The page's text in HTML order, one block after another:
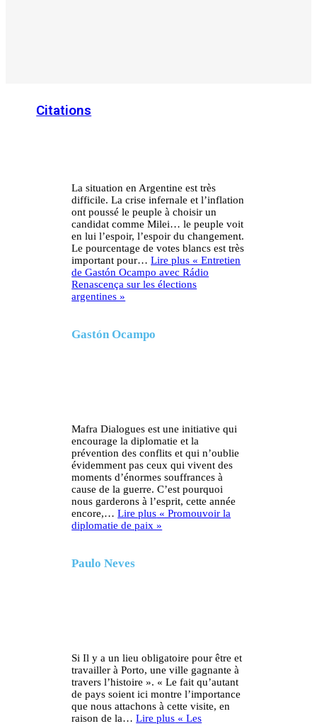
Citations
La situation en Argentine est très
difficile. La crise infernale et l’inflation
ont poussé le peuple à choisir un
candidat comme Milei… le peuple voit
en lui l’espoir, l’espoir du changement.
Le pourcentage de votes blancs est très
important pour…Lire plus « Entretien
de Gastón Ocampo avec Rádio
Renascença sur les élections
argentines »
Gastón Ocampo
Mafra Dialogues est une initiative qui
encourage la diplomatie et la
prévention des conflits et qui n’oublie
évidemment pas ceux qui vivent des
moments d’énormes souffrances à
cause de la guerre. C’est pourquoi
nous garderons à l’esprit, cette année
encore,…Lire plus « Promouvoir la
diplomatie de paix »
Paulo Neves
Si Il y a un lieu obligatoire pour être et
travailler à Porto, une ville gagnante à
travers l’histoire ». « Le fait qu’autant
de pays soient ici montre l’importance
que nous attachons à cette visite, en
raison de la…Lire plus « Les